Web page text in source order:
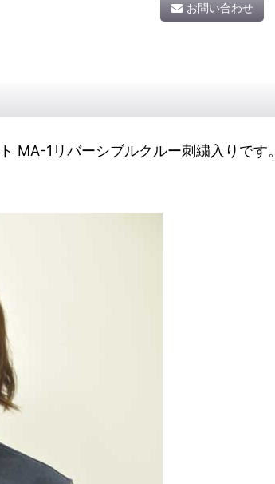
お問い合わせ
MA-1リバーシブルクルー刺繍入りです。